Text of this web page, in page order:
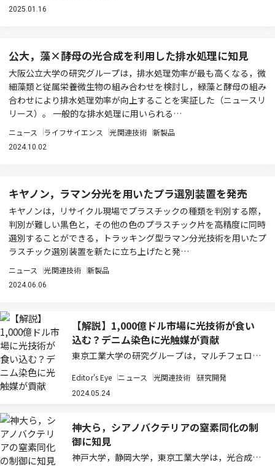
2025.01.16
公大，藻×酵母の光合成を利用した排水処理に知見
大阪公立大学の研究グループは，排水処理効率が最も高くなる，微
細藻類と従属栄養微生物の組み合わせを検討し，緑藻と酵母の組み
合わせにより排水処理効率が向上することを実証した（ニュースリ
リース）。 一般的な排水処理に用いられる…
ニュース ライフサイエンス 光関連技術 新製品
2024.10.02
キヤノン，ラマン分光を用いたプラ選別装置を発売
キヤノンは，リサイクル現場でプラスチックの種類を判別する際，
判別が難しい黒色と，その他の色のプラスチック片を高精度に同時
選別することができる，トラッキング型ラマン分光技術を用いたプ
ラスチック選別装置を新たに立ち上げたと発…
ニュース 光関連技術 新製品
2024.06.06
【解説】1,000億ドル市場に光技術が食い
込む？デニム染色に光触媒が貢献
東京工業大学の研究グループは，マルチフェロイ
可視光および近赤外線照射下で高効率なメチレン
ブルー有機染料の分解を達成した（ニュースリリ
Editor's Eye ニュース 光関連技術 研究開発
2024.05.24
神大ら，シアノバクテリアの窒素同化の制
御に知見
神戸大学，静岡大学，東京工業大学は，光合成細